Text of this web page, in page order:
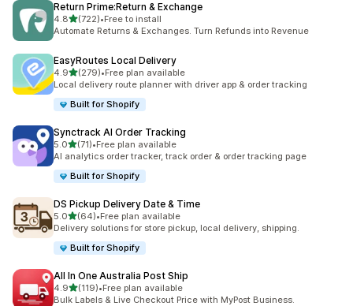
Return Prime:Return & Exchange
4.85つ星中
(722)
合計レビュー数：722件
•Free to install
Automate Returns & Exchanges. Turn Refunds into Revenue
EasyRoutes Local Delivery
4.95つ星中
(279)
合計レビュー数：279件
•Free plan available
Local delivery route planner with driver app & order tracking
Built for Shopify
Synctrack AI Order Tracking
5.05つ星中
(71)
合計レビュー数：71件
•Free plan available
AI analytics order tracker, track order & order tracking page
Built for Shopify
DS Pickup Delivery Date & Time
5.05つ星中
(64)
合計レビュー数：64件
•Free plan available
Delivery solutions for store pickup, local delivery, shipping.
Built for Shopify
All In One Australia Post Ship
4.95つ星中
(119)
合計レビュー数：119件
•Free plan available
Bulk Labels & Live Checkout Price with MyPost Business.